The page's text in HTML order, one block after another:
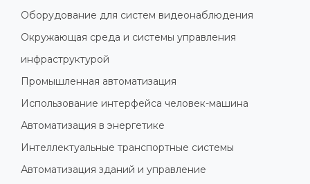
Оборудование для систем видеонаблюдения
Окружающая среда и системы управления
инфраструктурой
Промышленная автоматизация
Использование интерфейса человек-машина
Автоматизация в энергетике
Интеллектуальные транспортные системы
Автоматизация зданий и управление